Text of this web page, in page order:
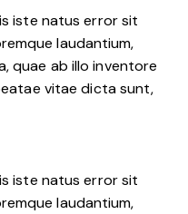
iste natus error sit
laudantium,
quae ab illo inventore
vitae dicta sunt,
iste natus error sit
laudantium,